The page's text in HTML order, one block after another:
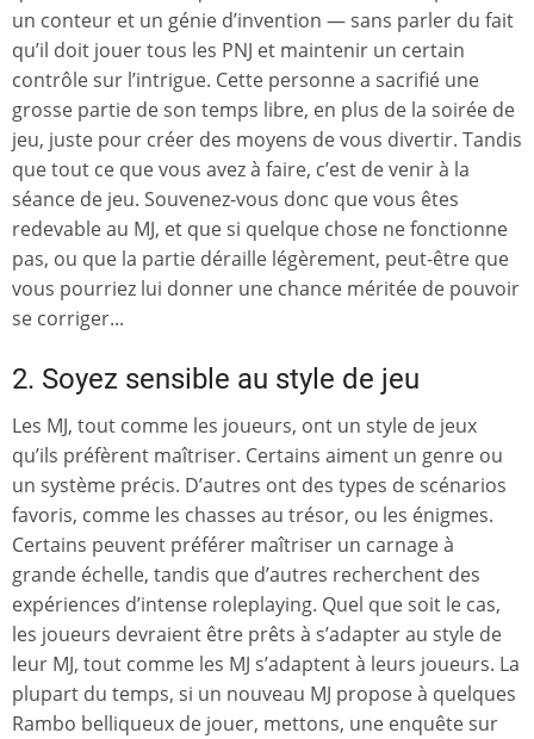
un conteur et un génie d’invention — sans parler du fait
qu’il doit jouer tous les PNJ et maintenir un certain
contrôle sur l’intrigue. Cette personne a sacrifié une
grosse partie de son temps libre, en plus de la soirée de
jeu, juste pour créer des moyens de vous divertir. Tandis
que tout ce que vous avez à faire, c’est de venir à la
séance de jeu. Souvenez-vous donc que vous êtes
redevable au MJ, et que si quelque chose ne fonctionne
pas, ou que la partie déraille légèrement, peut-être que
vous pourriez lui donner une chance méritée de pouvoir
se corriger...
2. Soyez sensible au style de jeu
Les MJ, tout comme les joueurs, ont un style de jeux
qu’ils préfèrent maîtriser. Certains aiment un genre ou
un système précis. D’autres ont des types de scénarios
favoris, comme les chasses au trésor, ou les énigmes.
Certains peuvent préférer maîtriser un carnage à
grande échelle, tandis que d’autres recherchent des
expériences d’intense roleplaying. Quel que soit le cas,
les joueurs devraient être prêts à s’adapter au style de
leur MJ, tout comme les MJ s’adaptent à leurs joueurs. La
plupart du temps, si un nouveau MJ propose à quelques
Rambo belliqueux de jouer, mettons, une enquête sur